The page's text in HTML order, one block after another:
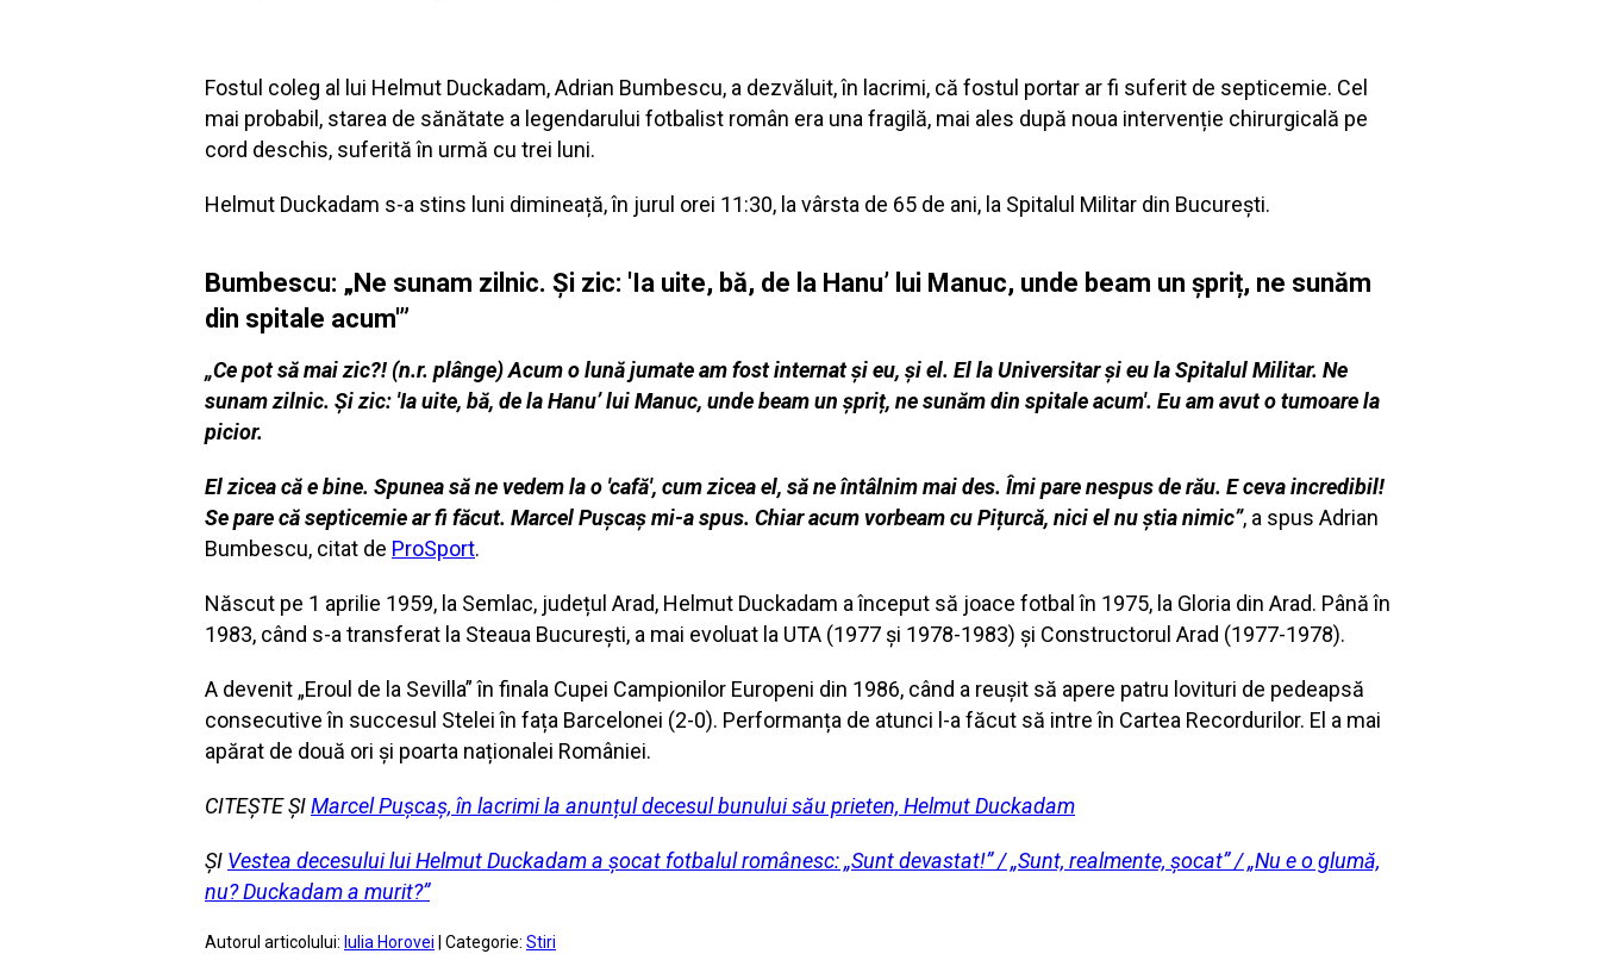
Fostul coleg al lui Helmut Duckadam, Adrian Bumbescu, a dezvăluit, în lacrimi, că fostul portar ar fi suferit de septicemie. Cel
mai probabil, starea de sănătate a legendarului fotbalist român era una fragilă, mai ales după noua intervenție chirurgicală pe
cord deschis, suferită în urmă cu trei luni.
Helmut Duckadam s-a stins luni dimineață, în jurul orei 11:30, la vârsta de 65 de ani, la Spitalul Militar din București.
Bumbescu: „Ne sunam zilnic. Și zic: 'Ia uite, bă, de la Hanu’ lui Manuc, unde beam un șpriț, ne sunăm
din spitale acum'”
„Ce pot să mai zic?! (n.r. plânge) Acum o lună jumate am fost internat și eu, și el. El la Universitar și eu la Spitalul Militar. Ne
sunam zilnic. Și zic: 'Ia uite, bă, de la Hanu’ lui Manuc, unde beam un șpriț, ne sunăm din spitale acum'. Eu am avut o tumoare la
picior.
El zicea că e bine. Spunea să ne vedem la o 'cafă', cum zicea el, să ne întâlnim mai des. Îmi pare nespus de rău. E ceva incredibil!
Se pare că septicemie ar fi făcut. Marcel Pușcaș mi-a spus. Chiar acum vorbeam cu Pițurcă, nici el nu știa nimic”, a spus Adrian
Bumbescu, citat de ProSport.
Născut pe 1 aprilie 1959, la Semlac, județul Arad, Helmut Duckadam a început să joace fotbal în 1975, la Gloria din Arad. Până în
1983, când s-a transferat la Steaua București, a mai evoluat la UTA (1977 și 1978-1983) și Constructorul Arad (1977-1978).
A devenit „Eroul de la Sevilla” în finala Cupei Campionilor Europeni din 1986, când a reușit să apere patru lovituri de pedeapsă
consecutive în succesul Stelei în fața Barcelonei (2-0). Performanța de atunci l-a făcut să intre în Cartea Recordurilor. El a mai
apărat de două ori și poarta naționalei României.
CITEȘTE ȘIMarcel Pușcaș, în lacrimi la anunțul decesul bunului său prieten, Helmut Duckadam
ȘI Vestea decesului lui Helmut Duckadam a șocat fotbalul românesc: „Sunt devastat!” / „Sunt, realmente, șocat” / „Nu e o glumă,
nu? Duckadam a murit?”
Autorul articolului: Iulia Horovei | Categorie: Stiri